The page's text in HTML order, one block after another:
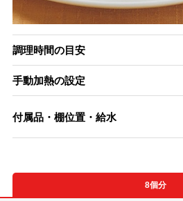
調理時間の目安
手動加熱の設定
付属品・棚位置・給水
8個分